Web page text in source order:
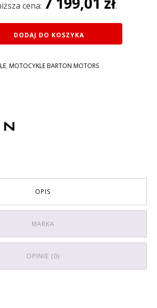
7 cena: .
DODAJ DO KOSZYKA
, MOTOCYKLE BARTON MOTORS
OPIS
MARKA
OPINIE (0)